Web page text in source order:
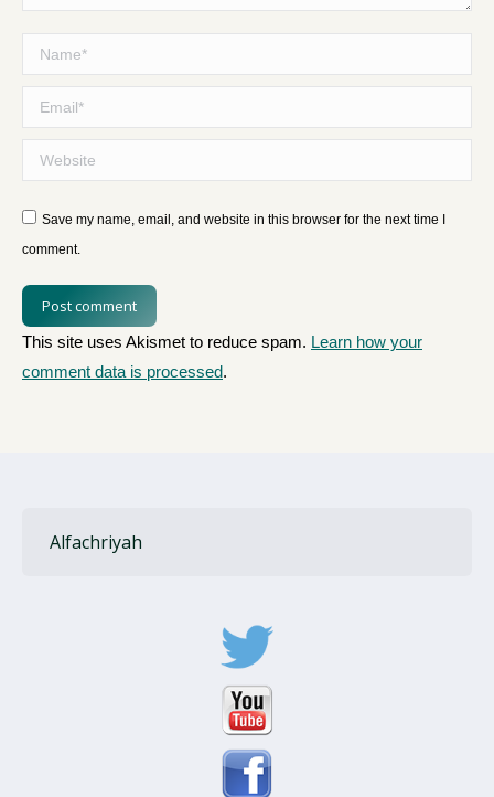
Name *
Email *
Website
Save my name, email, and website in this browser for the next time I
comment.
Post comment
This site uses Akismet to reduce spam. Learn how your
comment data is processed.
Alfachriyah